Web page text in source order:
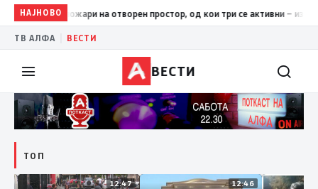
НАЈНОВО17:42ЦУК: До 18 часот 11 пожари на отворен простор, од
ТВ АЛФА ВЕСТИ
ВЕСТИ
ТОП
12:47 12:46